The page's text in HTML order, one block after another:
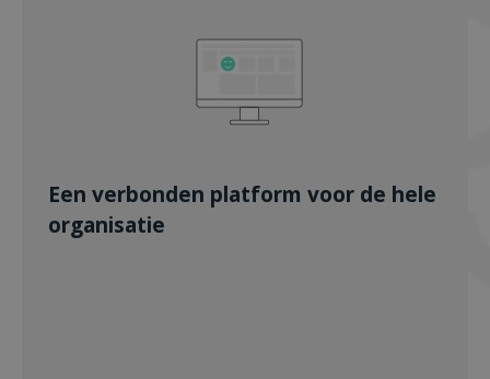
Een verbonden platform voor de hele
organisatie